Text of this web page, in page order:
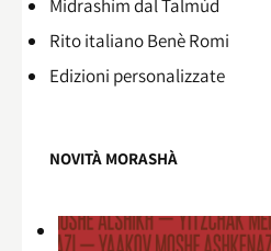
Midrashìm dal Talmùd
Rito italiano Benè Romi​
Edizioni personalizzate
NOVITÀ MORASHÀ